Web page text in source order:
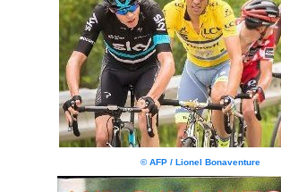
© AFP / Lionel Bonaventure